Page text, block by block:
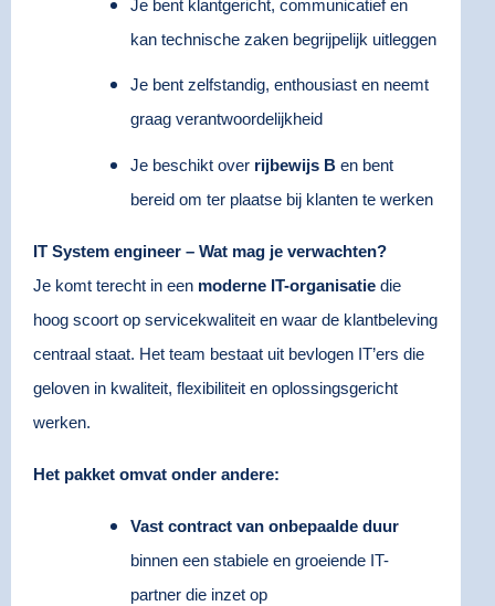
Je bent klantgericht, communicatief en
kan technische zaken begrijpelijk uitleggen
Je bent zelfstandig, enthousiast en neemt
graag verantwoordelijkheid
Je beschikt over rijbewijs B en bent
bereid om ter plaatse bij klanten te werken
IT System engineer – Wat mag je verwachten?
Je komt terecht in een moderne IT-organisatie die
hoog scoort op servicekwaliteit en waar de klantbeleving
centraal staat. Het team bestaat uit bevlogen IT’ers die
geloven in kwaliteit, flexibiliteit en oplossingsgericht
werken.
Het pakket omvat onder andere:
Vast contract van onbepaalde duur
binnen een stabiele en groeiende IT-
partner die inzet op